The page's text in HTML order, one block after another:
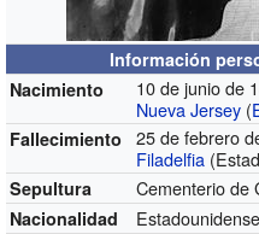
Información
Nacimiento
10 de junio de
Nueva Jersey (
Fallecimiento
25 de febrero
Filadelfia
Sepultura Cementerio de
Nacionalidad Estadounidense